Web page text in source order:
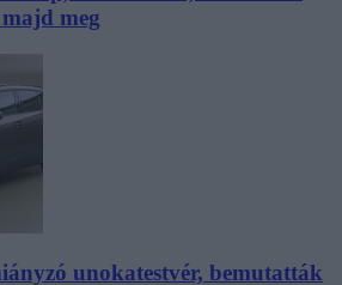
meg
unokatestvér, bemutatták